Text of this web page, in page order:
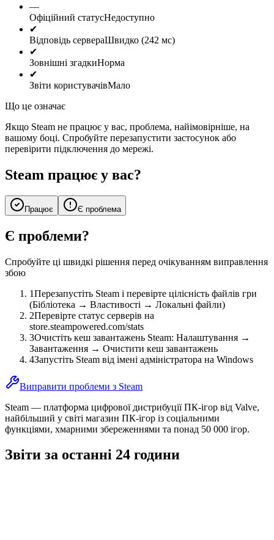
—
Офіційний статусНедоступно
✔
Відповідь сервераШвидко (242 мс)
✔
Зовнішні згадкиНорма
✔
Звіти користувачівМало
Що це означає
Якщо Steam не працює у вас, проблема, найімовірніше, на
вашому боці. Спробуйте перезапустити застосунок або
перевірити підключення до мережі.
Steam працює у вас?
Працює Є проблема
Є проблеми?
Спробуйте ці швидкі рішення перед очікуванням виправлення
збою
1Перезапустіть Steam і перевірте цілісність файлів гри
(Бібліотека → Властивості → Локальні файли)
2Перевірте статус серверів на
store.steampowered.com/stats
3Очистіть кеш завантажень Steam: Налаштування →
Завантаження → Очистити кеш завантажень
4Запустіть Steam від імені адміністратора на Windows
Виправити проблеми з Steam
Steam — платформа цифрової дистрибуції ПК-ігор від Valve,
найбільший у світі магазин ПК-ігор із соціальними
функціями, хмарними збереженнями та понад 50 000 ігор.
Звіти за останні 24 години